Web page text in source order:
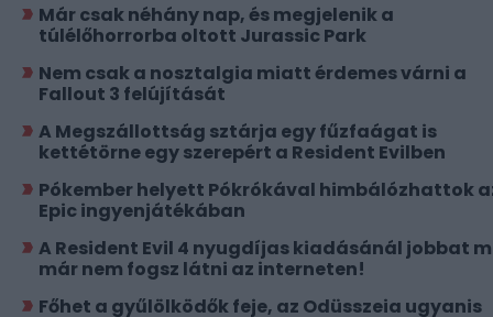
Már csak néhány nap, és megjelenik a
túlélőhorrorba oltott Jurassic Park
Nem csak a nosztalgia miatt érdemes várni a
Fallout 3 felújítását
A Megszállottság sztárja egy fűzfaágat is
kettétörne egy szerepért a Resident Evilben
Pókember helyett Pókrókával himbálózhattok
Epic ingyenjátékában
A Resident Evil 4 nyugdíjas kiadásánál jobbat
már nem fogsz látni az interneten!
Főhet a gyűlölködők feje, az Odüsszeia ugyanis